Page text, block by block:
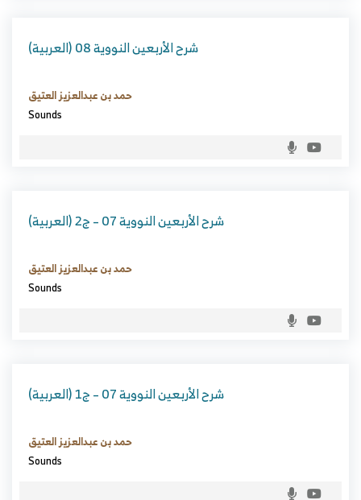
(العربية) شرح الأربعين النووية 08
حمد بن عبدالعزيز العتيق
Sounds
(العربية) شرح الأربعين النووية 07 – ج2
حمد بن عبدالعزيز العتيق
Sounds
(العربية) شرح الأربعين النووية 07 – ج1
حمد بن عبدالعزيز العتيق
Sounds